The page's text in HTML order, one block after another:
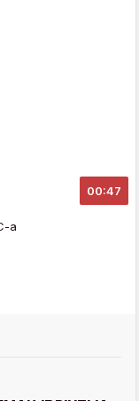
00:47
a